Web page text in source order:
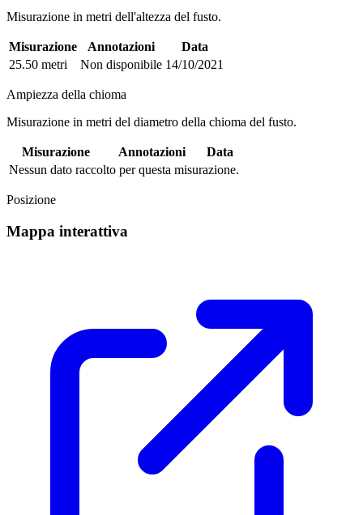
Misurazione in metri dell'altezza del fusto.
Misurazione Annotazioni
Data
25.50 metri
Non disponibile 14/10/2021
Ampiezza della chioma
Misurazione in metri del diametro della chioma del fusto.
Misurazione Annotazioni
Data
Nessun dato raccolto per questa misurazione.
Posizione
Mappa interattiva